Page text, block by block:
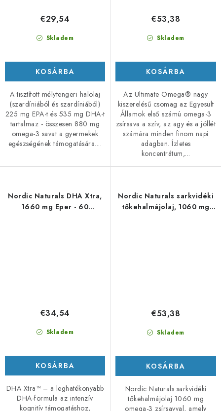
Skladem
€29,54
KOSÁRBA
A tisztított mélytengeri halolaj
(szardíniából és szardíniából)
225 mg EPA-t és 535 mg DHA-t
tartalmaz - összesen 880 mg
omega-3 savat a gyermekek
egészségének támogatására....
Skladem
€53,38
KOSÁRBA
Az Ultimate Omega® nagy
kiszerelésű csomag az Egyesült
Államok első számú omega-3
zsírsava a szív, az agy és a jóllét
számára minden finom napi
adagban. Ízletes
koncentrátum,...
Nordic Naturals DHA Xtra,
1660 mg Eper - 60
Skladem
€34,54
KOSÁRBA
DHA Xtra™ – a leghatékonyabb
DHA-formula az intenzív
kognitív támogatáshoz,
Nordic Naturals sarkvidéki
tőkehalmájolaj, 1060 mg
Skladem
€53,38
KOSÁRBA
Nordic Naturals sarkvidéki
tőkehalmájolaj 1060 mg
omega-3 zsírsavval, amely